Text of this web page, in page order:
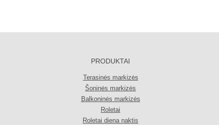
PRODUKTAI
Terasinės markizės
Šoninės markizės
Balkoninės markizės
Roletai
Roletai diena naktis